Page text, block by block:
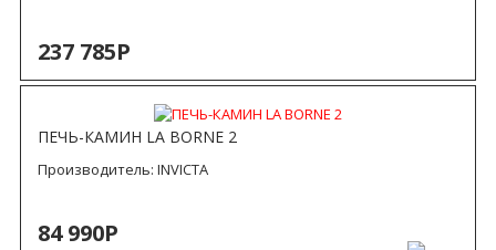
237 785Р
ПЕЧЬ-КАМИН LA BORNE 2
Производитель: INVICTA
84 990Р